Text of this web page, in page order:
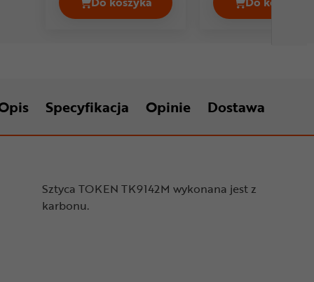
Sztyca KALLOY SPDC2 Cena 89,99 zł
Sztyca
Specyfikacja Opinie Dostawa
Sztyca TOKEN TK9142M wykonana jest z
karbonu.